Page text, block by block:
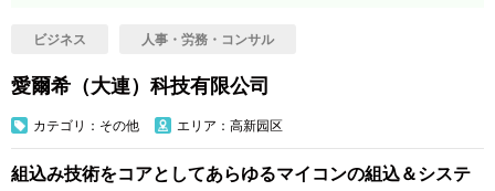
ビジネス 人事・労務・コンサル
愛爾希（大連）科技有限公司
カテゴリ：その他 エリア：高新园区
組込み技術をコアとしてあらゆるマイコンの組込＆システ